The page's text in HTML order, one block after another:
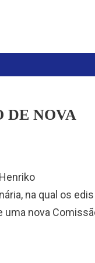
DE NOVA
na qual os edis
uma nova